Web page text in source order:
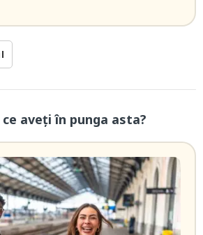
aveți în punga asta?